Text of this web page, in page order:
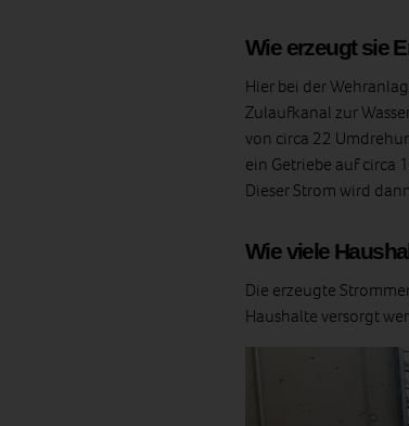
Wie erzeugt sie
Hier bei der
Zulaufkanal zur
von circa 22
ein Getriebe auf circa
Dieser Strom wird
Wie viele
Die erzeugte
Haushalte versorgt